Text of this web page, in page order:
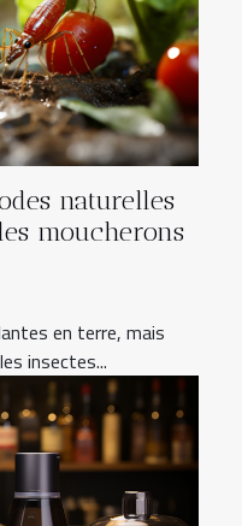
naturelles
moucherons
en terre, mais
insectes...